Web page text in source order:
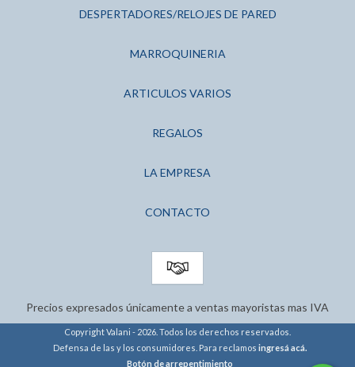
DESPERTADORES/RELOJES DE PARED
MARROQUINERIA
ARTICULOS VARIOS
REGALOS
LA EMPRESA
CONTACTO
Precios expresados únicamente a ventas mayoristas mas IVA
Copyright Valani - 2026. Todos los derechos reservados.
Defensa de las y los consumidores. Para reclamos ingresá acá.
Botón de arrepentimiento